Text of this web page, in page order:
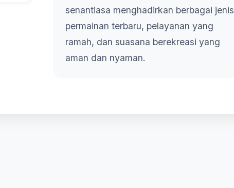
senantiasa menghadirkan berbagai jenis
permainan terbaru, pelayanan yang
ramah, dan suasana berekreasi yang
aman dan nyaman.